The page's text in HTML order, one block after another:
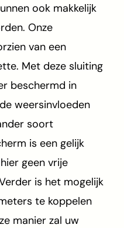
ook makkelijk
Onze
van een
Met deze sluiting
beschermd in
weersinvloeden
soort
is een gelijk
geen vrije
is het mogelijk
te koppelen
manier zal uw